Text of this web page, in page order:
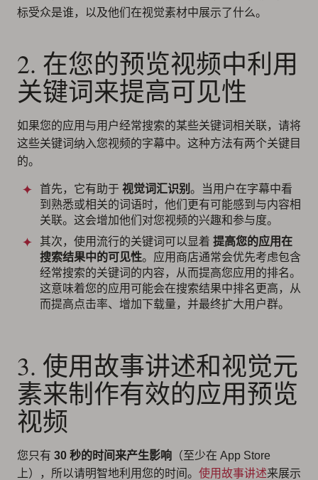
标受众是谁，以及他们在视觉素材中展示了什么。
2. 在您的预览视频中利用
关键词来提高可见性
如果您的应用与用户经常搜索的某些关键词相关联，请将
这些关键词纳入您视频的字幕中。这种方法有两个关键目
的。
首先，它有助于 视觉词汇识别 。当用户在字幕中看
到熟悉或相关的词语时，他们更有可能感到与内容相
关联。这会增加他们对您视频的兴趣和参与度。
其次，使用流行的关键词可以显着 提高您的应用在
搜索结果中的可见性。应用商店通常会优先考虑包含
经常搜索的关键词的内容，从而提高您应用的排名。
这意味着您的应用可能会在搜索结果中排名更高，从
而提高点击率、增加下载量，并最终扩大用户群。
3. 使用故事讲述和视觉元
素来制作有效的应用预览
视频
您只有 30 秒的时间来产生影响
（至少在 App Store
上），所以请明智地利用您的时间。 使用故事讲述来展示